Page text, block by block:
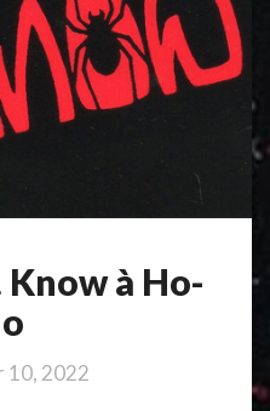
Know à Ho-
10, 2022